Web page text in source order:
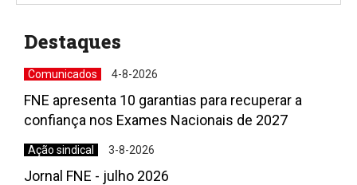
Destaques
Comunicados 4-8-2026
FNE apresenta 10 garantias para recuperar a
confiança nos Exames Nacionais de 2027
Ação sindical 3-8-2026
Jornal FNE - julho 2026